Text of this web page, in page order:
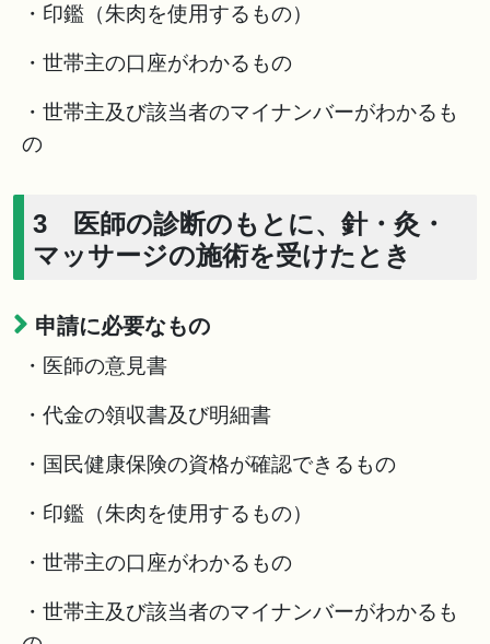
・印鑑（朱肉を使用するもの）
・世帯主の口座がわかるもの
・世帯主及び該当者のマイナンバーがわかるも
の
3 医師の診断のもとに、針・灸・
マッサージの施術を受けたとき
申請に必要なもの
・医師の意見書
・代金の領収書及び明細書
・国民健康保険の資格が確認できるもの
・印鑑（朱肉を使用するもの）
・世帯主の口座がわかるもの
・世帯主及び該当者のマイナンバーがわかるも